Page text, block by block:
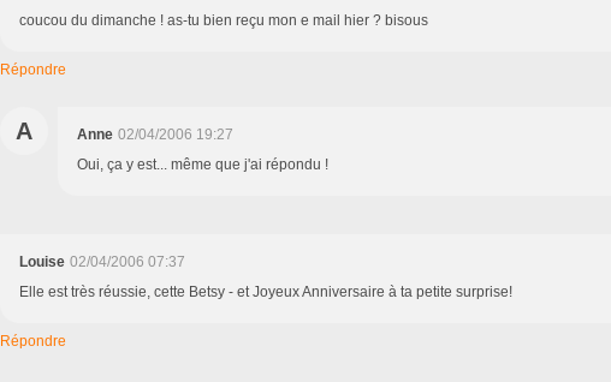
coucou du dimanche ! as-tu bien reçu mon e mail hier ? bisous
Répondre
A Anne 02/04/2006 19:27
Oui, ça y est... même que j'ai répondu !
Louise 02/04/2006 07:37
Elle est très réussie, cette Betsy - et Joyeux Anniversaire à ta petite surprise!
Répondre